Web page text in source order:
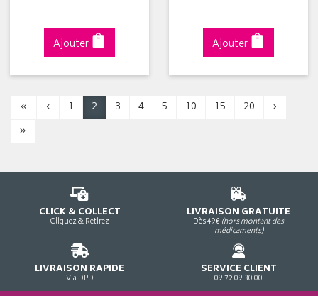
Ajouter Ajouter
« ‹ 1 2 3 4 5 10 15 20
›
»
CLICK & COLLECT
Cliquez & Retirez
LIVRAISON GRATUITE
Dès 49€ (hors montant des
médicaments)
LIVRAISON RAPIDE
Via DPD
SERVICE CLIENT
09 72 09 30 00